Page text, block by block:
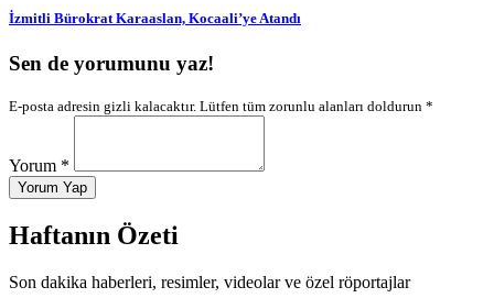
İzmitli Bürokrat Karaaslan, Kocaali’ye Atandı
Sen de yorumunu yaz!
E-posta adresin gizli kalacaktır. Lütfen tüm zorunlu alanları doldurun *
Yorum *
Yorum Yap
Haftanın Özeti
Son dakika haberleri, resimler, videolar ve özel röportajlar